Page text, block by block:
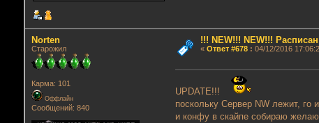
Norten
Старожил
Карма: 101
Оффлайн
Сообщений: 840
!!! NEW!!! NEW!!!
« Ответ #678: 04/12/2016
UPDATE!!!
поскольку Сервер NW лежит, го
и конфу в скайпе собираю